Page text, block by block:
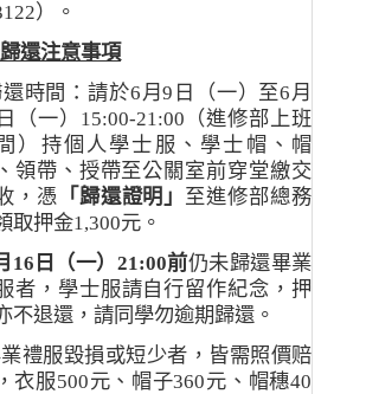
）。
還注意事項
時間：請於6月9 日（一）至6月
日（一） 15:00-21:00 （進修部上班
）持個人學士服、學士帽、帽
領帶、授帶至公關室前穿堂繳交
，憑 「歸還證明」 至進修部總務
取押金1,300元。
16 日（一） 21:00前仍未歸還畢業
者 ， 學士服請自行留作紀念，押
不退還，請同學勿逾期歸還。
禮服毀損或短少者，皆需照價赔
衣服500元、帽子360元、帽穗40